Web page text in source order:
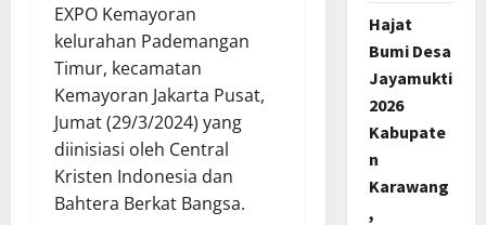
EXPO Kemayoran
kelurahan Pademangan
Timur, kecamatan
Kemayoran Jakarta Pusat,
Jumat (29/3/2024) yang
diinisiasi oleh Central
Kristen Indonesia dan
Bahtera Berkat Bangsa.
Hajat
Bumi Desa
Jayamukti
2026
Kabupate
n
Karawang
,